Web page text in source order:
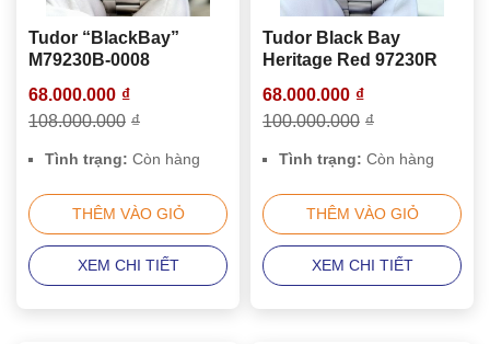
Tudor “BlackBay”
M79230B-0008
68.000.000 ₫
108.000.000 ₫
Tình trạng: Còn hàng
THÊM VÀO GIỎ
XEM CHI TIẾT
Tudor Black Bay
Heritage Red 97230R
68.000.000 ₫
100.000.000 ₫
Tình trạng: Còn hàng
THÊM VÀO GIỎ
XEM CHI TIẾT